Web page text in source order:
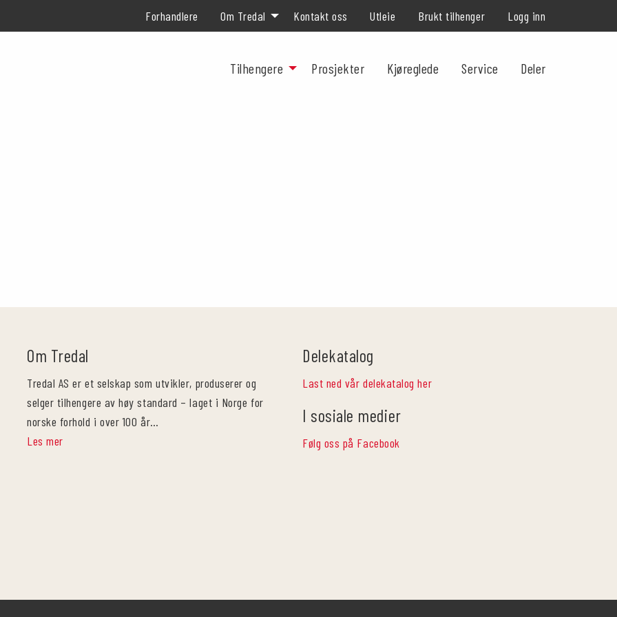
Forhandlere Om Tredal Kontakt oss Utleie Brukt tilhenger Logg inn
Tilhengere Prosjekter Kjøreglede Service Deler
Om Tredal
Tredal AS er et selskap som utvikler, produserer og
selger tilhengere av høy standard – laget i Norge for
norske forhold i over 100 år…
Les mer
Delekatalog
Last ned vår delekatalog her
I sosiale medier
Følg oss på Facebook